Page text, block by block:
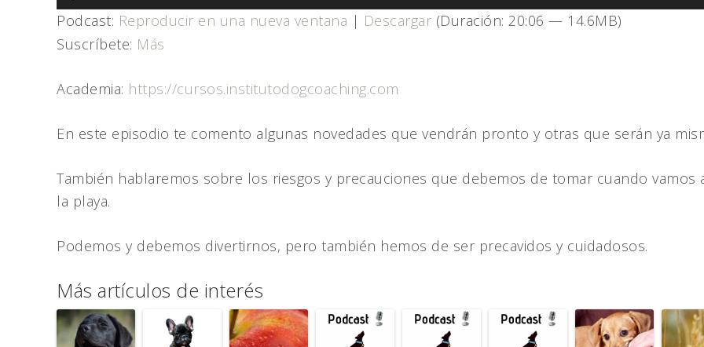
de
Podcast: Reproducir en una nueva ventana | Descargar (Duración: 20:06 — 14.6MB)
Suscríbete: Más
Academia: https://cursos.institutodogcoaching.com
En este episodio te comento algunas novedades que vendrán pronto y otras que serán ya
También hablaremos sobre los riesgos y precauciones que debemos de tomar cuando
la playa.
Podemos y debemos divertirnos, pero también hemos de ser precavidos y cuidadosos.
Más artículos de interés